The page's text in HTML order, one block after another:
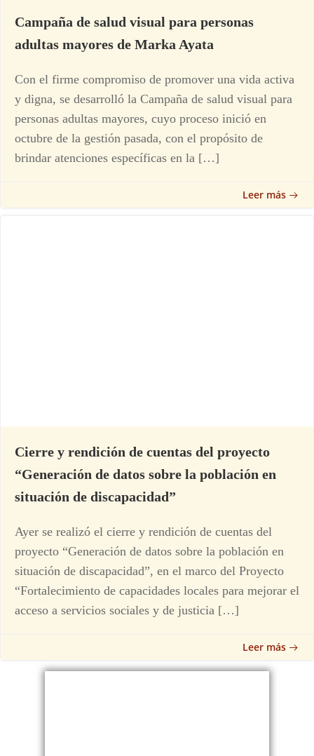
Campaña de salud visual para personas
adultas mayores de Marka Ayata
Con el firme compromiso de promover una vida activa
y digna, se desarrolló la Campaña de salud visual para
personas adultas mayores, cuyo proceso inició en
octubre de la gestión pasada, con el propósito de
brindar atenciones específicas en la […]
Leer más
Cierre y rendición de cuentas del proyecto
“Generación de datos sobre la población en
situación de discapacidad”
Ayer se realizó el cierre y rendición de cuentas del
proyecto “Generación de datos sobre la población en
situación de discapacidad”, en el marco del Proyecto
“Fortalecimiento de capacidades locales para mejorar el
acceso a servicios sociales y de justicia […]
Leer más